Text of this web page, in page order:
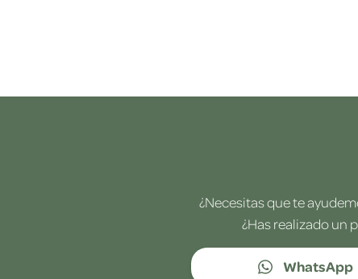
¿Necesitas que te
¿Has realizado un
WhatsApp